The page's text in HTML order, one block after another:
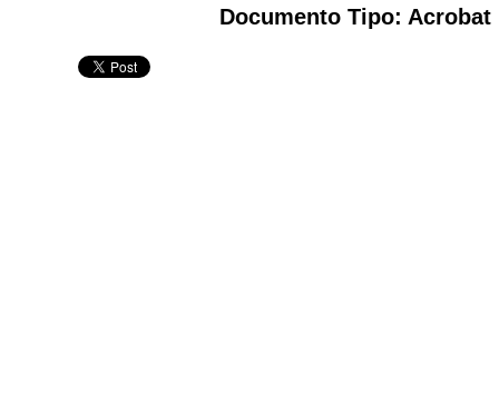
Documento Tipo: Acrobat